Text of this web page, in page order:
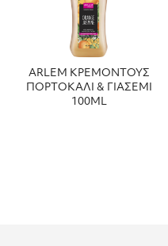
ARLEM ΚΡΕΜΟΝΤΟΥΣ
ΠΟΡΤΟΚΑΛΙ & ΓΙΑΣΕΜΙ
100ML